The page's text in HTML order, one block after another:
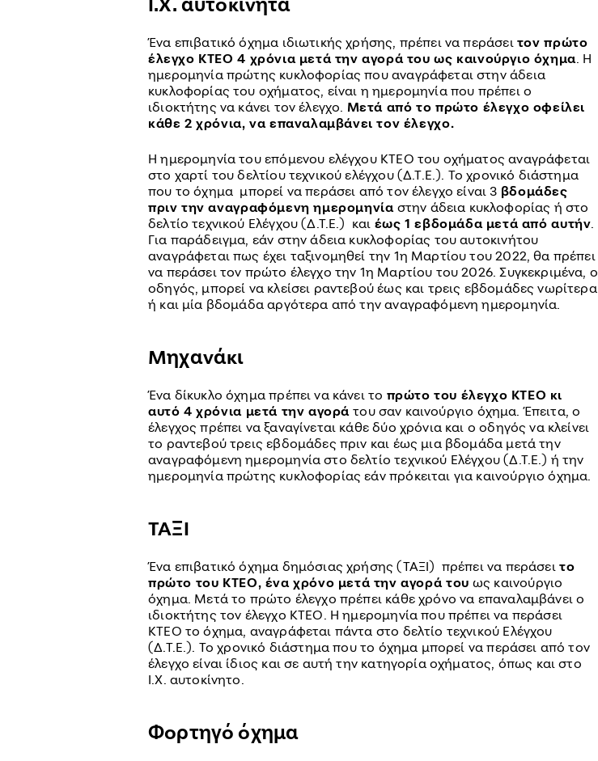
Ένα επιβατικό όχημα ιδιωτικής χρήσης, πρέπει να περάσει τον πρώτο
έλεγχο ΚΤΕΟ 4 χρόνια μετά την αγορά του ως καινούργιο όχημα. Η
ημερομηνία πρώτης κυκλοφορίας που αναγράφεται στην άδεια
κυκλοφορίας του οχήματος, είναι η ημερομηνία που πρέπει ο
ιδιοκτήτης να κάνει τον έλεγχο. Μετά από το πρώτο έλεγχο οφείλει
κάθε 2 χρόνια, να επαναλαμβάνει τον έλεγχο.
Η ημερομηνία του επόμενου ελέγχου ΚΤΕΟ του οχήματος αναγράφεται
στο χαρτί του δελτίου τεχνικού ελέγχου (Δ.Τ.Ε.). Το χρονικό διάστημα
που το όχημα μπορεί να περάσει από τον έλεγχο είναι 3 βδομάδες
πριν την αναγραφόμενη ημερομηνίαστην άδεια κυκλοφορίας ή στο
δελτίο τεχνικού Ελέγχου (Δ.Τ.Ε.) και έως 1 εβδομάδα μετά από αυτήν.
Για παράδειγμα, εάν στην άδεια κυκλοφορίας του αυτοκινήτου
αναγράφεται πως έχει ταξινομηθεί την 1η Μαρτίου του 2022, θα πρέπει
να περάσει τον πρώτο έλεγχο την 1η Μαρτίου του 2026. Συγκεκριμένα, ο
οδηγός, μπορεί να κλείσει ραντεβού έως και τρεις εβδομάδες νωρίτερα
ή και μία βδομάδα αργότερα από την αναγραφόμενη ημερομηνία.
Μηχανάκι
Ένα δίκυκλο όχημα πρέπει να κάνει το πρώτο του έλεγχο ΚΤΕΟ κι
αυτό 4 χρόνια μετά την αγορά του σαν καινούργιο όχημα. Έπειτα, ο
έλεγχος πρέπει να ξαναγίνεται κάθε δύο χρόνια και ο οδηγός να κλείνει
το ραντεβού τρεις εβδομάδες πριν και έως μια βδομάδα μετά την
αναγραφόμενη ημερομηνία στο δελτίο τεχνικού Ελέγχου (Δ.Τ.Ε.) ή την
ημερομηνία πρώτης κυκλοφορίας εάν πρόκειται για καινούργιο όχημα.
ΤΑΞΙ
Ένα επιβατικό όχημα δημόσιας χρήσης (ΤΑΞΙ) πρέπει να περάσει το
πρώτο του ΚΤΕΟ, ένα χρόνο μετά την αγορά του ως καινούργιο
όχημα. Μετά το πρώτο έλεγχο πρέπει κάθε χρόνο να επαναλαμβάνει ο
ιδιοκτήτης τον έλεγχο ΚΤΕΟ. Η ημερομηνία που πρέπει να περάσει
ΚΤΕΟ το όχημα, αναγράφεται πάντα στο δελτίο τεχνικού Ελέγχου
(Δ.Τ.Ε.). Το χρονικό διάστημα που το όχημα μπορεί να περάσει από τον
έλεγχο είναι ίδιος και σε αυτή την κατηγορία οχήματος, όπως και στο
Ι.Χ. αυτοκίνητο.
Φορτηγό όχημα